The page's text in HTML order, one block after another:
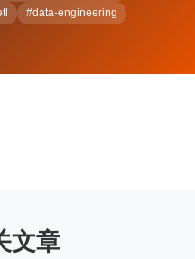
#data-engineering
文章